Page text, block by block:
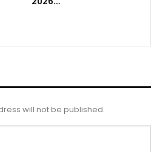
will not be published.